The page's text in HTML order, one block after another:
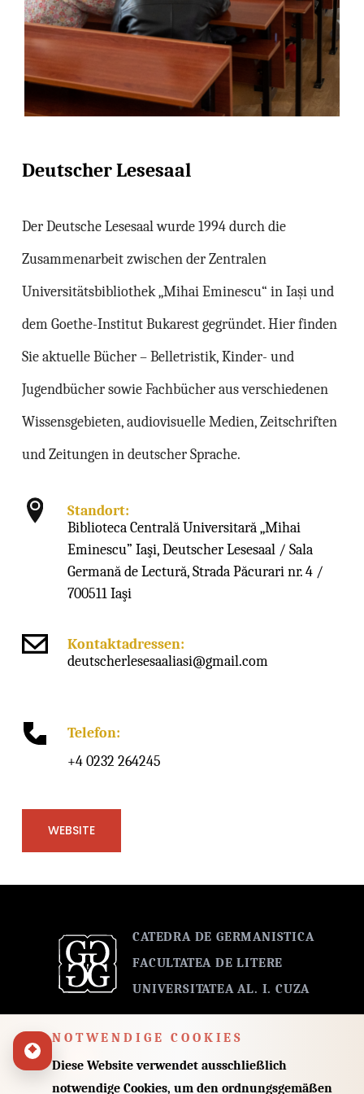
Deutscher Lesesaal
Der Deutsche Lesesaal wurde 1994 durch die
Zusammenarbeit zwischen der Zentralen
Universitätsbibliothek „Mihai Eminescu“ in Iași und
dem Goethe-Institut Bukarest gegründet. Hier finden
Sie aktuelle Bücher – Belletristik, Kinder- und
Jugendbücher sowie Fachbücher aus verschiedenen
Wissensgebieten, audiovisuelle Medien, Zeitschriften
und Zeitungen in deutscher Sprache.
Standort:
Biblioteca Centrală Universitară „Mihai
Eminescu” Iaşi, Deutscher Lesesaal / Sala
Germană de Lectură, Strada Păcurari nr. 4 /
700511 Iaşi
Kontaktadressen:
deutscherlesesaaliasi@gmail.com
Telefon:
+4 0232 264245
WEBSITE
CATEDRA DE GERMANISTICA
FACULTATEA DE LITERE
UNIVERSITATEA AL. I. CUZA
+00 40 232 201243
NOTWENDIGE COOKIES
Diese Website verwendet ausschließlich
notwendige Cookies, um den ordnungsgemäßen